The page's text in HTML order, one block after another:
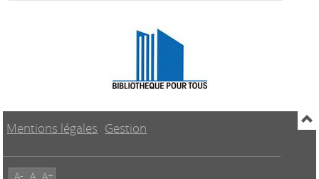
Mentions légales Gestion
A- A A+